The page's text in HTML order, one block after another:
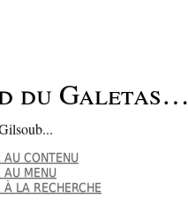
du Galetas…
AU CONTENU
AU MENU
À LA RECHERCHE